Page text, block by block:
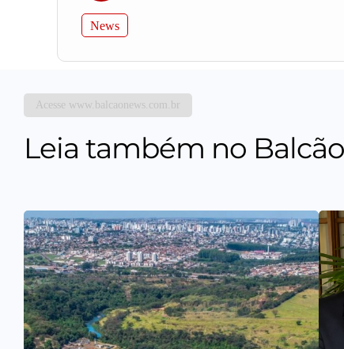
News
Acesse www.balcaonews.com.br
Leia também no